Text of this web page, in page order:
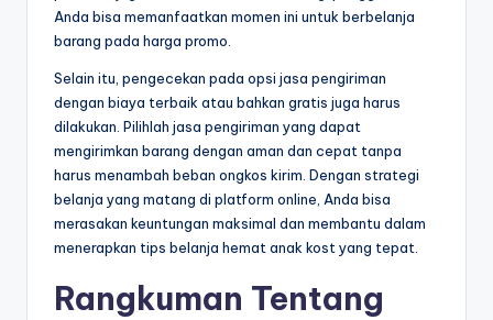
Anda bisa memanfaatkan momen ini untuk berbelanja
barang pada harga promo.
Selain itu, pengecekan pada opsi jasa pengiriman
dengan biaya terbaik atau bahkan gratis juga harus
dilakukan. Pilihlah jasa pengiriman yang dapat
mengirimkan barang dengan aman dan cepat tanpa
harus menambah beban ongkos kirim. Dengan strategi
belanja yang matang di platform online, Anda bisa
merasakan keuntungan maksimal dan membantu dalam
menerapkan tips belanja hemat anak kost yang tepat.
Rangkuman Tentang